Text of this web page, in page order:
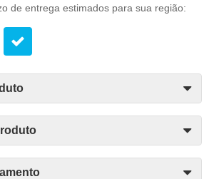
de entrega estimados para sua região: